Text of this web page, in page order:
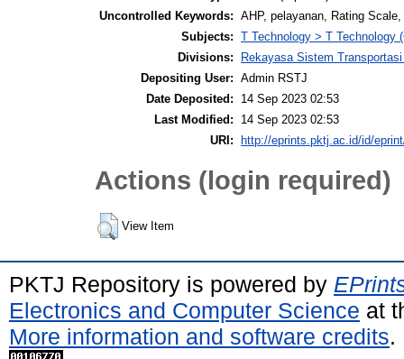
Uncontrolled Keywords: AHP, pelayanan, Rating
Subjects: T Technology > T Technology
Divisions:
Rekayasa Sistem
Depositing User: Admin RSTJ
Date Deposited:
14 Sep 2023 02:53
Last Modified:
14 Sep 2023 02:53
URI:
http://eprints.pktj.ac.id/id/
Actions (login required)
View Item
PKTJ Repository is powered by
Electronics and Computer Science at
More information and software credits.